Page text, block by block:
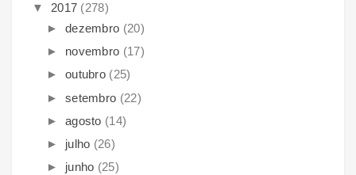
▼ 2017 (278)
► dezembro (20)
► novembro (17)
► outubro (25)
► setembro (22)
► agosto (14)
► julho (26)
► junho (25)